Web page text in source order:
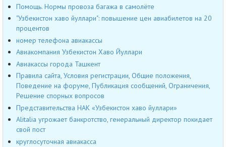
Помощь. Нормы провоза багажа в самолёте
"Узбекистон хаво йуллари": повышение цен авиабилетов на 20
процентов
номер телефона авиакассы
Авиакомпания Узбекистон Хаво Йуллари
Авиакассы города Ташкент
Правила сайта, Условия регистрации, Общие положения,
Поведение на форуме, Публикация сообщений, Ограничения,
Решение спорных вопросов
Представительства НАК «Узбекистон хаво йуллари»
Alitalia угрожает банкротство, генеральный директор покидает
свой пост
круглосуточная авиакасса